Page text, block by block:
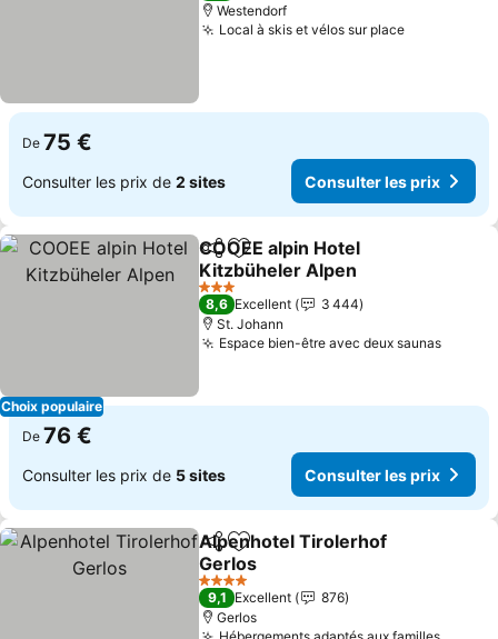
Westendorf
Local à skis et vélos sur placeConsulter
De 75 €
Consulter les prix de 2 sites Consulter les prix
Choix populaire
PartagerAjouter à mes favoris
COOEE alpin Hotel
Kitzbüheler Alpen
Consulter les prix
3 Étoiles
8,6 Excellent
3 444
St. Johann
Espace bien-être avec deux saunas
De 76 €
Consulter les prix de 5 sites Consulter les prix
PartagerAjouter à mes favoris
Alpenhotel Tirolerhof
Gerlos
Consulter les prix
4 Étoiles
9,1 Excellent
876
Gerlos